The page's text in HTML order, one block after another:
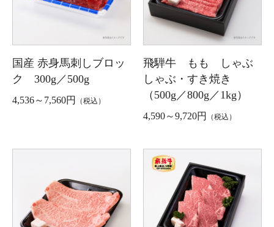
国産 赤身馬刺しブロッ
ク 300g／500g
4,536～7,560円 （税込）
飛騨牛 もも しゃぶ
しゃぶ・すき焼き
（500g／800g／1kg）
4,590～9,720円 （税込）